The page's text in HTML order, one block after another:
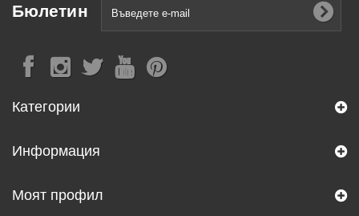
Бюлетин
Категории
Информация
Моят профил